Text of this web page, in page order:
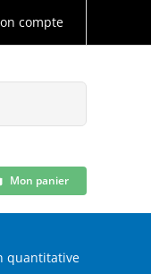
compte
Mon panier
quantitative